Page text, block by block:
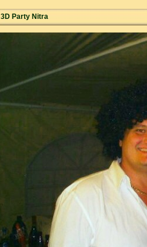
3D Party Nitra